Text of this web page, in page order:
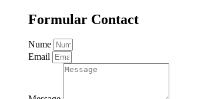
Formular Contact
Nume
Email